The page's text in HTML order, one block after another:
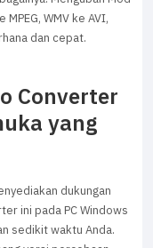
MPEG, WMV ke AVI,
dan cepat.
Converter
yang
dukungan
ini pada PC Windows
sedikit waktu Anda.